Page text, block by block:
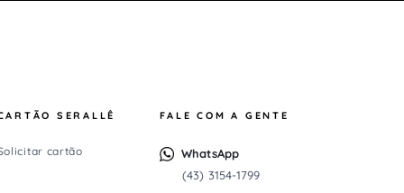
SERALLÊ
cartão
FALE COM A GENTE
WhatsApp
(43) 3154-1799